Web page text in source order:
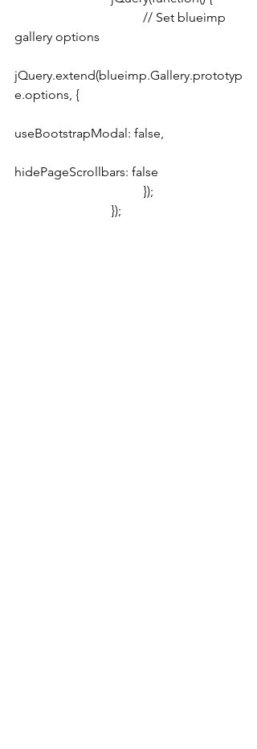
gallery options
jQuery.extend(blueimp.Gallery.prototyp
e.options, {
useBootstrapModal: false,
hidePageScrollbars: false
				});
			});